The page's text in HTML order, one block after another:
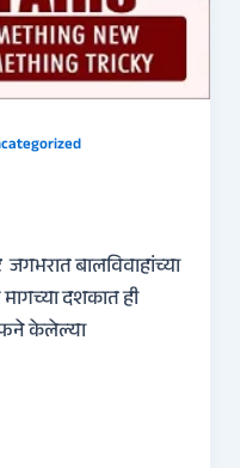
जगभरात बालविवाहांच्या
दशकात ही
केलेल्या